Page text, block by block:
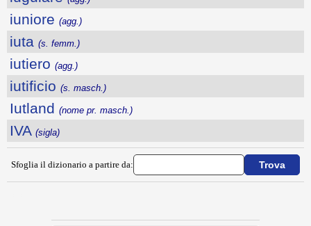
iuniore (agg.)
iuta (s. femm.)
iutiero (agg.)
iutificio (s. masch.)
Iutland (nome pr. masch.)
IVA (sigla)
Sfoglia il dizionario a partire da: